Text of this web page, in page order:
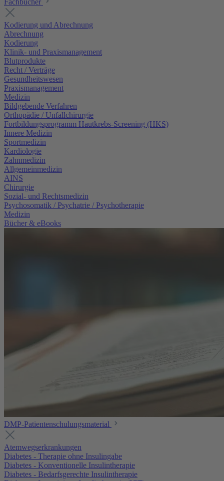
Fachbücher
Kodierung und Abrechnung
Abrechnung
Kodierung
Klinik- und Praxismanagement
Blutprodukte
Recht / Verträge
Gesundheitswesen
Praxismanagement
Medizin
Bildgebende Verfahren
Orthopädie / Unfallchirurgie
Fortbildungsprogramm Hautkrebs-Screening (HKS)
Innere Medizin
Sportmedizin
Kardiologie
Zahnmedizin
Allgemeinmedizin
AINS
Chirurgie
Sozial- und Rechtsmedizin
Psychosomatik / Psychatrie / Psychotherapie
Medizin
Bücher & eBooks
DMP-Patientenschulungsmaterial
Atemwegserkrankungen
Diabetes - Therapie ohne Insulingabe
Diabetes - Konventionelle Insulintherapie
Diabetes - Bedarfsgerechte Insulintherapie